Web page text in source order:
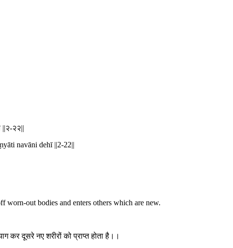
||२-२२||
navāni dehī ||2-22||
worn-out bodies and enters others which are new.
कर दूसरे नए शरीरों को प्राप्त होता है।।